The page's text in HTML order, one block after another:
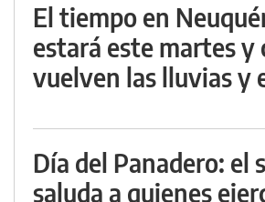
El tiempo en
estará este martes y
vuelven las lluvias y
Día del Panadero: el
saluda a quienes